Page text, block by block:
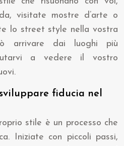
visitate mostre d’arte o
lo street style nella vostra
arrivare dai luoghi più
a vedere il vostro
fiducia nel
stile è un processo che
Iniziate con piccoli passi,